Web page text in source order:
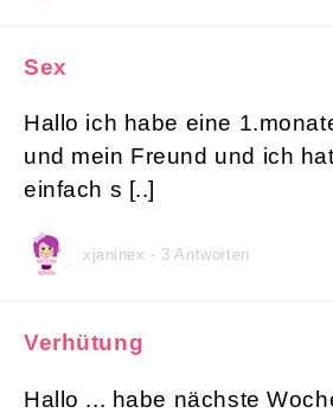
Sex
Hallo ich habe eine
und mein Freund und ich
einfach s [..]
xjaninex - 3 Antworten
Verhütung
Hallo ... habe nächste